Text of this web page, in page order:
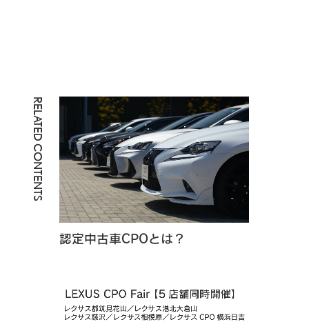
RELATED CONTENTS
認定中古車CPOとは？